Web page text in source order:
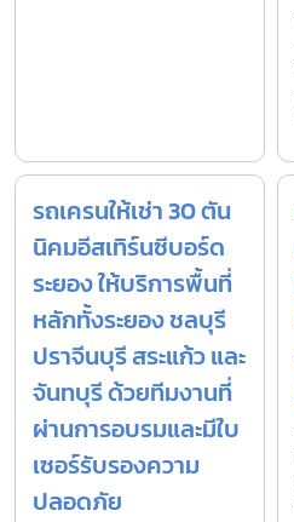
รถเครนให้เช่า 30 ตัน
นิคมอีสเทิร์นซีบอร์ด
ระยอง ให้บริการพื้นที่
หลักทั้งระยอง ชลบุรี
ปราจีนบุรี สระแก้ว และ
จันทบุรี ด้วยทีมงานที่
ผ่านการอบรมและมีใบ
เซอร์รับรองความ
ปลอดภัย